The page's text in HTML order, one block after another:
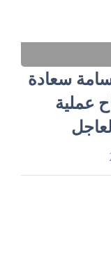
سعادة
عملية